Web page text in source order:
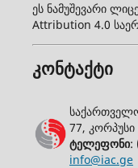
ეს ნამუშევარი
Attribution 4.0
კონტაქტი
77,
ტელეფონი:
info@iac.ge